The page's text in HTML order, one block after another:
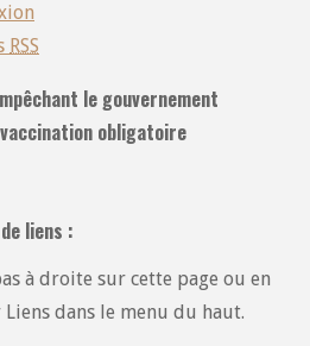
RSS
le gouvernement
obligatoire
liens :
à droite sur cette page ou en
dans le menu du haut.